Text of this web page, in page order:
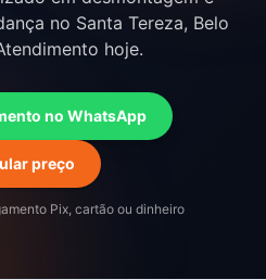
no Santa Tereza, Belo
hoje.
no WhatsApp
preço
Pix, cartão ou dinheiro